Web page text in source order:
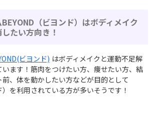
（ビヨンド）はボディメイク
たい方向き！
ビヨンド) はボディメイクと運動不足解
ます！筋⾁をつけたい⽅、痩せたい方、結
、体を動かしたい⽅などが目的として
を利用されている方が多いそうです！